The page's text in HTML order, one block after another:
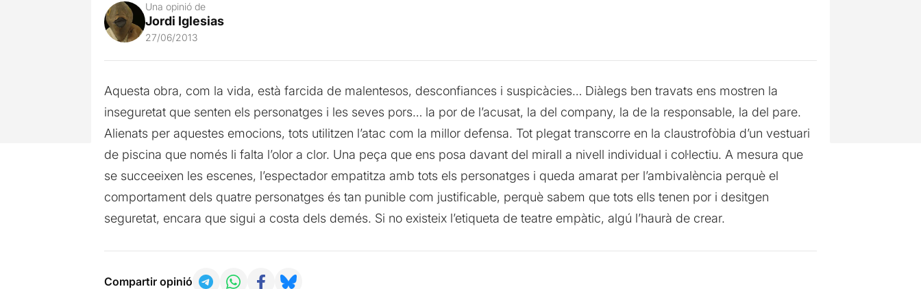
Una opinió de
Jordi Iglesias
27/06/2013
Aquesta obra, com la vida, està farcida de malentesos, desconfiances i suspicàcies… Diàlegs ben travats ens mostren la
inseguretat que senten els personatges i les seves pors… la por de l’acusat, la del company, la de la responsable, la del pare.
Alienats per aquestes emocions, tots utilitzen l’atac com la millor defensa. Tot plegat transcorre en la claustrofòbia d’un vestuari
de piscina que només li falta l’olor a clor. Una peça que ens posa davant del mirall a nivell individual i col·lectiu. A mesura que
se succeeixen les escenes, l’espectador empatitza amb tots els personatges i queda amarat per l’ambivalència perquè el
comportament dels quatre personatges és tan punible com justificable, perquè sabem que tots ells tenen por i desitgen
seguretat, encara que sigui a costa dels demés. Si no existeix l’etiqueta de teatre empàtic, algú l’haurà de crear.
Compartir opinió